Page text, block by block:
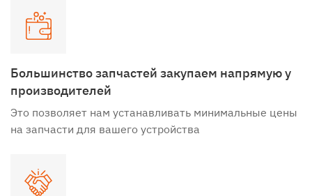
Большинство запчастей закупаем напрямую у
производителей
Это позволяет нам устанавливать минимальные цены
на запчасти для вашего устройства